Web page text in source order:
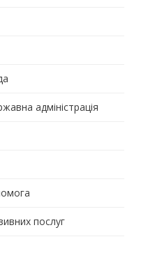
адміністрація
послуг